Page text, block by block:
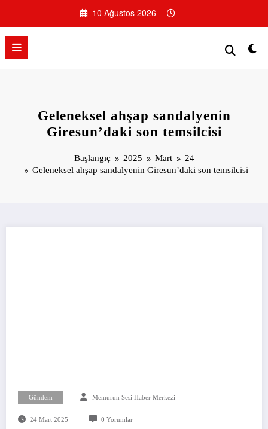
10 Ağustos 2026
Geleneksel ahşap sandalyenin
Giresun’daki son temsilcisi
Başlangıç 2025 Mart
24
Geleneksel ahşap sandalyenin Giresun’daki son temsilcisi
Gündem Memurun Sesi Haber Merkezi
24 Mart 2025 0 Yorumlar